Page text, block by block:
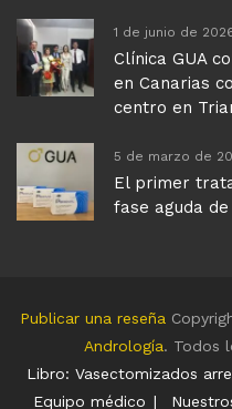
1 de junio de
Clínica GUA
en Canarias
centro en
5 de marzo de
El primer
fase aguda
Publicar una reseña
Andrología. Todos
Libro: Vasectomizados
Equipo médico